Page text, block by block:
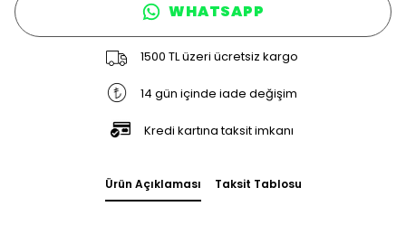
WHATSAPP
1500 TL üzeri ücretsiz kargo
14 gün içinde iade değişim
Kredi kartına taksit imkanı
Ürün Açıklaması Taksit Tablosu